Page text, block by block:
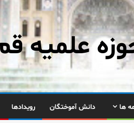
علمیه
ها دانش آموختگان رویدادها